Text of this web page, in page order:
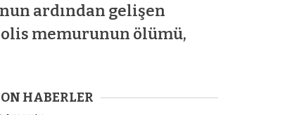
ardından gelişen
memurunun ölümü,
HABERLER